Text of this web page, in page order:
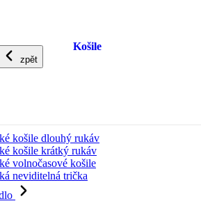
zpět
Košile
košile dlouhý rukáv
košile krátký rukáv
volnočasové košile
neviditelná trička